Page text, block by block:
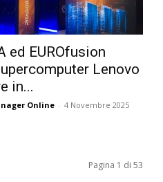
ed EUROfusion
Lenovo
in...
Online - 4 Novembre 2025
Pagina 1 di 53